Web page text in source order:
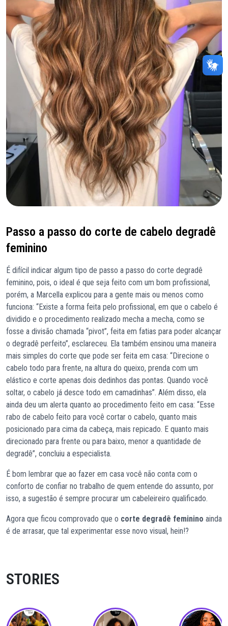
Passo a passo do corte de cabelo degradê
feminino
É difícil indicar algum tipo de passo a passo do corte degradê
feminino, pois, o ideal é que seja feito com um bom profissional,
porém, a Marcella explicou para a gente mais ou menos como
funciona: “Existe a forma feita pelo profissional, em que o cabelo é
dividido e o procedimento realizado mecha a mecha, como se
fosse a divisão chamada “pivot”, feita em fatias para poder alcançar
o degradê perfeito”, esclareceu. Ela também ensinou uma maneira
mais simples do corte que pode ser feita em casa: “Direcione o
cabelo todo para frente, na altura do queixo, prenda com um
elástico e corte apenas dois dedinhos das pontas. Quando você
soltar, o cabelo já desce todo em camadinhas”. Além disso, ela
ainda deu um alerta quanto ao procedimento feito em casa: “Esse
rabo de cabelo feito para você cortar o cabelo, quanto mais
posicionado para cima da cabeça, mais repicado. E quanto mais
direcionado para frente ou para baixo, menor a quantidade de
degradê”, concluiu a especialista.
É bom lembrar que ao fazer em casa você não conta com o
conforto de confiar no trabalho de quem entende do assunto, por
isso, a sugestão é sempre procurar um cabeleireiro qualificado.
Agora que ficou comprovado que o corte degradê feminino ainda
é de arrasar, que tal experimentar esse novo visual, hein!?
STORIES